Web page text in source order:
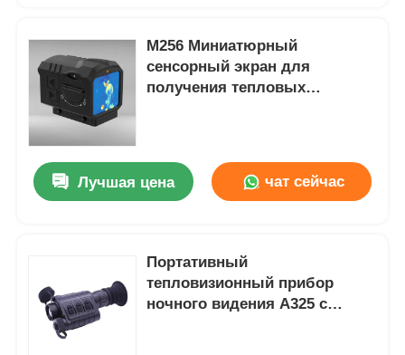
M256 Миниатюрный
сенсорный экран для
получения тепловых
для наружного
использования
Лучшая цена чат сейчас
Портативный
тепловизионный прибор
ночного видения A325 с